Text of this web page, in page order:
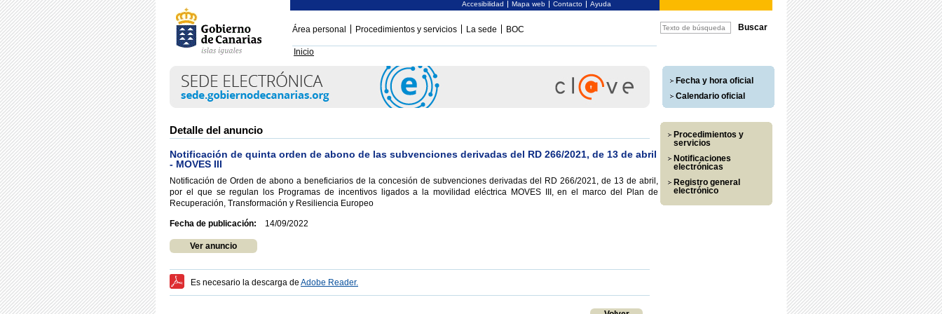
Accesibilidad Mapa web Contacto Ayuda
Área personal Procedimientos y servicios La sede BOC
Inicio
Fecha y hora oficial
Calendario oficial
Detalle del anuncio
Notificación de quinta orden de abono de las subvenciones derivadas del RD 266/2021, de 13 de abril
- MOVES III
Notificación de Orden de abono a beneficiarios de la concesión de subvenciones derivadas del RD 266/2021, de 13 de abril,
por el que se regulan los Programas de incentivos ligados a la movilidad eléctrica MOVES III, en el marco del Plan de
Recuperación, Transformación y Resiliencia Europeo
Fecha de publicación: 14/09/2022
Ver anuncio
Es necesario la descarga de Adobe Reader.
Procedimientos y
servicios
Notificaciones
electrónicas
Registro general
electrónico